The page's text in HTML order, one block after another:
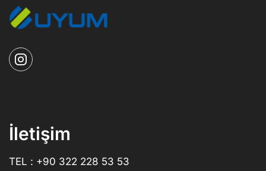
İletişim
TEL : +90 322 228 53 53